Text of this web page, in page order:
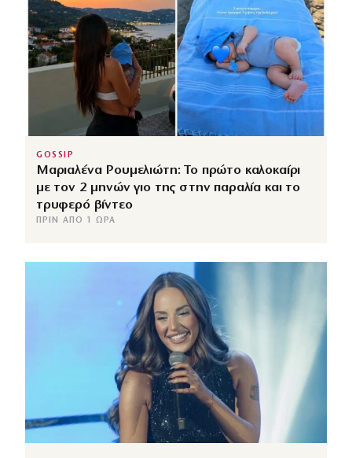
GOSSIP
Μαριαλένα Ρουμελιώτη: Το πρώτο καλοκαίρι
με τον 2 μηνών γιο της στην παραλία και το
τρυφερό βίντεο
ΠΡΙΝ ΑΠΌ 1 ΏΡΑ